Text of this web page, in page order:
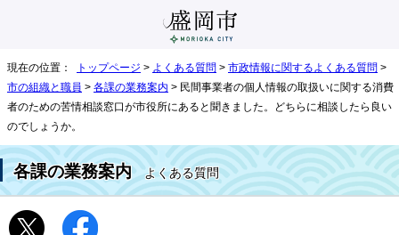
現在の位置： トップページ > よくある質問 > 市政情報に関するよくある質問 >
市の組織と職員 > 各課の業務案内 > 民間事業者の個人情報の取扱いに関する消費
者のための苦情相談窓口が市役所にあると聞きました。どちらに相談したら良い
のでしょうか。
各課の業務案内 よくある質問